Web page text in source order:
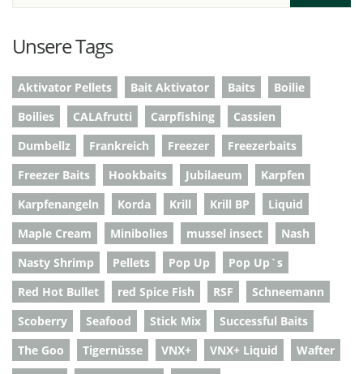
Unsere Tags
Aktivator Pellets Bait Aktivator Baits
Boilie
Boilies
CALAfrutti Carpfishing
Cassien
Dumbellz
Frankreich Freezer
Freezerbaits
Freezer Baits
Hookbaits Jubilaeum
Karpfen
Karpfenangeln
Korda Krill Krill BP
Liquid
Maple Cream
Minibolies mussel insect
Nash
Nasty Shrimp
Pellets Pop Up
Pop Up`s
Red Hot Bullet
red Spice Fish RSF
Schneemann
Scoberry
Seafood Stick Mix
Successful Baits
The Goo
Tigernüsse VNX+ VNX+ Liquid
Wafter